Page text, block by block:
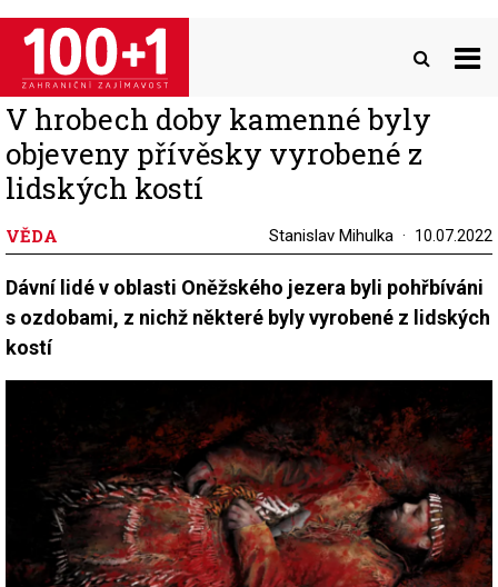
Přejít
hlavnímu
obsahu
V hrobech doby kamenné byly
objeveny přívěsky vyrobené z
lidských kostí
VĚDA Stanislav Mihulka 10.07.2022
Dávní lidé v oblasti Oněžského jezera byli pohřbíváni
s ozdobami, z nichž některé byly vyrobené z lidských
kostí